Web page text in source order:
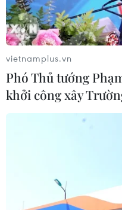
vietnamplus.vn
Phó Thủ tướng
khởi công xây